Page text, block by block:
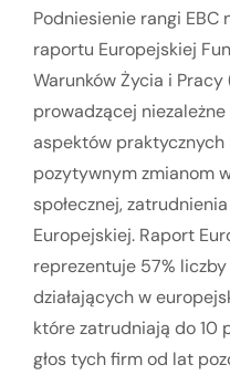
Podniesienie rangi EBC
raportu Europejskiej
Warunków Życia i
prowadzącej
aspektów
pozytywnym zmianom
społecznej,
Europejskiej. Raport
reprezentuje 57%
działających w
które zatrudniają do 10
głos tych firm od lat